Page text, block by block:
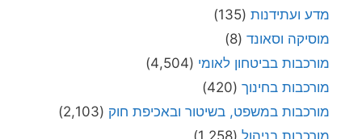
מדע ועתידנות (135)
מוסיקה וסאונד (8)
מורכבות בביטחון לאומי (4,504)
מורכבות בחינוך (420)
מורכבות במשפט, בשיטור ובאכיפת חוק (2,103)